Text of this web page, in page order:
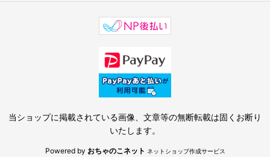
当ショップに掲載されている画像、文章等の無断転載は固くお断り
いたします。
Powered by おちゃのこネット ネットショップ作成サービス